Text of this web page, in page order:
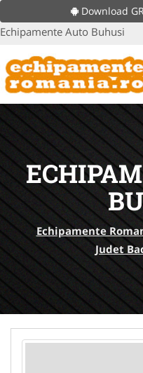
Download
Echipamente Auto Buhusi
Echipamente
Judet